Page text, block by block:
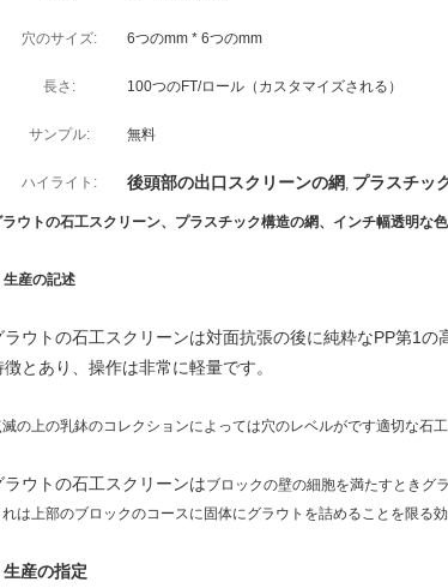
穴のサイズ: 6つのmm * 6つのmm
長さ: 100つのFT/ロール（カスタマイズされる）
サンプル: 無料
ハイライト: 後頭部の出口スクリーンの網, プラスチッ
ウトの石工スクリーン、プラスチック構造の網、インチ幅透明な
生産の記述
ラウトの石工スクリーンは対面抗張の後に純粋なPP第1
徴とあり、操作は非常に軽量です。
の上の乳鉢のコレクションによっては穴のレベルがです適切な石
ラウトの石工スクリーンはブロックの壁の細胞を満たすときグ
は上部のブロックのコースに固体にグラウトを詰めることを限る効
生産の指定